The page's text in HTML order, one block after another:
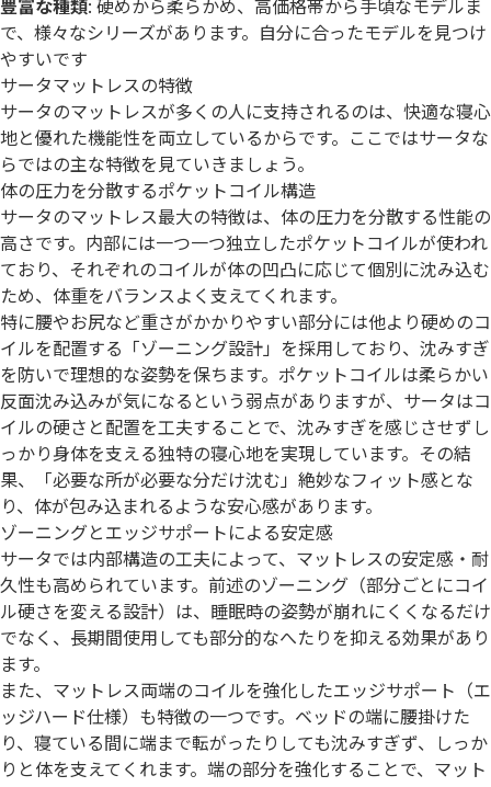
豊富な種類: 硬めから柔らかめ、高価格帯から手頃なモデルま
で、様々なシリーズがあります。自分に合ったモデルを見つけ
やすいです
サータマットレスの特徴
サータのマットレスが多くの人に支持されるのは、快適な寝心
地と優れた機能性を両立しているからです。ここではサータな
らではの主な特徴を見ていきましょう。
体の圧力を分散するポケットコイル構造
サータのマットレス最大の特徴は、体の圧力を分散する性能の
高さです。内部には一つ一つ独立したポケットコイルが使われ
ており、それぞれのコイルが体の凹凸に応じて個別に沈み込む
ため、体重をバランスよく支えてくれます。
特に腰やお尻など重さがかかりやすい部分には他より硬めのコ
イルを配置する「ゾーニング設計」を採用しており、沈みすぎ
を防いで理想的な姿勢を保ちます。ポケットコイルは柔らかい
反面沈み込みが気になるという弱点がありますが、サータはコ
イルの硬さと配置を工夫することで、沈みすぎを感じさせずし
っかり身体を支える独特の寝心地を実現しています。その結
果、「必要な所が必要な分だけ沈む」絶妙なフィット感とな
り、体が包み込まれるような安心感があります。
ゾーニングとエッジサポートによる安定感
サータでは内部構造の工夫によって、マットレスの安定感・耐
久性も高められています。前述のゾーニング（部分ごとにコイ
ル硬さを変える設計）は、睡眠時の姿勢が崩れにくくなるだけ
でなく、長期間使用しても部分的なへたりを抑える効果があり
ます。
また、マットレス両端のコイルを強化したエッジサポート（エ
ッジハード仕様）も特徴の一つです。ベッドの端に腰掛けた
り、寝ている間に端まで転がったりしても沈みすぎず、しっか
りと体を支えてくれます。端の部分を強化することで、マット